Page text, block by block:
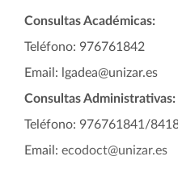
Consultas Académicas:
Teléfono: 976761842
Email: lgadea@unizar.es
Consultas Administrativas:
Teléfono: 976761841/
Email: ecodoct@unizar.es